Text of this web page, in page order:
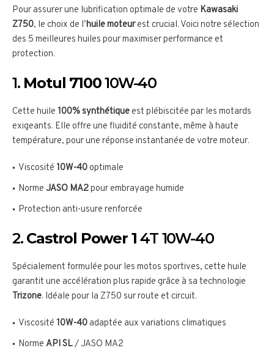
Pour assurer une lubrification optimale de votre Kawasaki
Z750, le choix de l’huile moteurest crucial. Voici notre sélection
des 5 meilleures huiles pour maximiser performance et
protection.
1. Motul 710010W-40
Cette huile 100% synthétique est plébiscitée par les motards
exigeants. Elle offre une fluidité constante, même à haute
température, pour une réponse instantanée de votre moteur.
Viscosité 10W-40 optimale
Norme JASO MA2pour embrayage humide
Protection anti-usure renforcée
2. Castrol Power 1 4T 10W-40
Spécialement formulée pour les motos sportives, cette huile
garantit une accélération plus rapide grâce à sa technologie
Trizone. Idéale pour la Z750 sur route et circuit.
Viscosité 10W-40 adaptée aux variations climatiques
Norme API SL/ JASO MA2